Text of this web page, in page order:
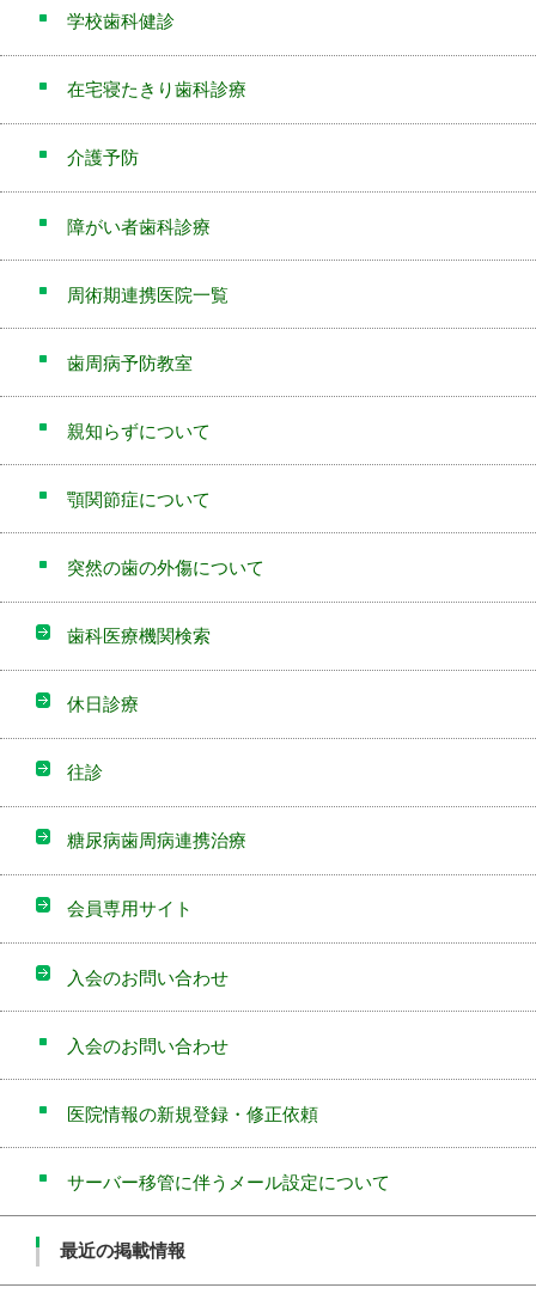
学校歯科健診
在宅寝たきり歯科診療
介護予防
障がい者歯科診療
周術期連携医院一覧
歯周病予防教室
親知らずについて
顎関節症について
突然の歯の外傷について
歯科医療機関検索
休日診療
往診
糖尿病歯周病連携治療
会員専用サイト
入会のお問い合わせ
入会のお問い合わせ
医院情報の新規登録・修正依頼
サーバー移管に伴うメール設定について
最近の掲載情報